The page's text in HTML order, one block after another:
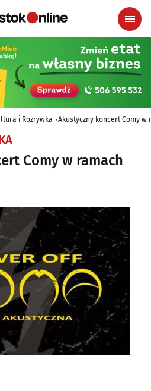
i Rozrywka Akustyczny koncert Comy
Comy w ramach